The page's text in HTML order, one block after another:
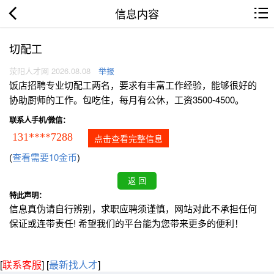
信息内容
切配工
荥阳人才网 2026.08.08 举报
饭店招聘专业切配工两名，要求有丰富工作经验，能够很好的
协助厨师的工作。包吃住，每月有公休，工资3500-4500。
联系人手机/微信：
131****7288 点击查看完整信息
(查看需要10金币)
特此声明：
信息真伪请自行辨别，求职应聘须谨慎，网站对此不承担任何
保证或连带责任! 希望我们的平台能为您带来更多的便利！
[联系客服] [最新找人才]